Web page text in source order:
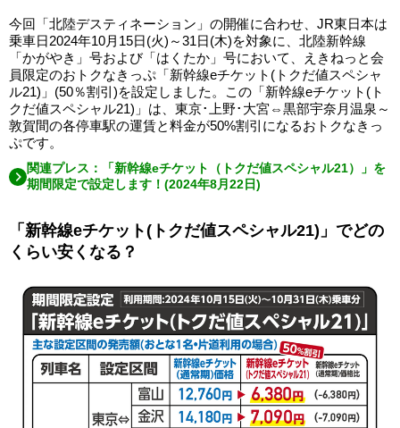
今回「北陸デスティネーション」の開催に合わせ、JR東日本は
乗車日2024年10月15日(火)～31日(木)を対象に、北陸新幹線
「かがやき」号および「はくたか」号において、えきねっと会
員限定のおトクなきっぷ「新幹線eチケット(トクだ値スペシャ
ル21)」(50％割引)を設定しました。この「新幹線eチケット(ト
クだ値スペシャル21)」は、東京･上野･大宮⇔黒部宇奈月温泉～
敦賀間の各停車駅の運賃と料金が50%割引になるおトクなきっ
ぷです。
関連プレス：「新幹線eチケット（トクだ値スペシャル21）」を
期間限定で設定します！(2024年8月22日)
「新幹線eチケット(トクだ値スペシャル21)」でどの
くらい安くなる？